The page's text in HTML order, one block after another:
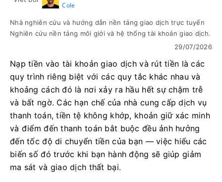
Cole
Nhà nghiên cứu và hướng dẫn nền tảng giao dịch trực tuyến
Nghiên cứu nền tảng môi giới và hệ thống tài khoản giao dịch.
29/07/2026
Nạp tiền vào tài khoản giao dịch và rút tiền là các
quy trình riêng biệt với các quy tắc khác nhau và
khoảng cách đó là nơi xảy ra hầu hết sự chậm trễ
và bất ngờ. Các hạn chế của nhà cung cấp dịch vụ
thanh toán, tiền tệ không khớp, khoản giữ xác minh
và điểm đến thanh toán bắt buộc đều ảnh hưởng
đến tốc độ di chuyển tiền của bạn — việc hiểu các
biến số đó trước khi bạn hành động sẽ giúp giảm
ma sát và giao dịch thất bại.